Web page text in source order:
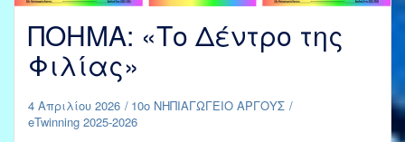
ΠΟΗΜΑ: «Το Δέντρο της
Φιλίας»
4 Απριλίου 2026
10ο ΝΗΠΙΑΓΩΓΕΙΟ ΑΡΓΟΥΣ
eTwinning 2025-2026